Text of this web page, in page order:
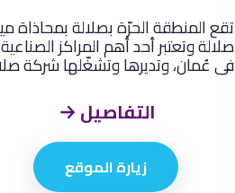
تقع المنطقة الحرّة بصلالة بمحاذاة
صلالة وتعتبر أحد أهم المراكز الصناعية
في عُمان، وتديرها وتشغّلها شركة
للمنطقة الحرّة.
التفاصيل
زيارة الموقع